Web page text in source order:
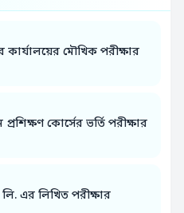
মৌখিক পরীক্ষার
কোর্সের ভর্তি পরীক্ষার
এর লিখিত পরীক্ষার